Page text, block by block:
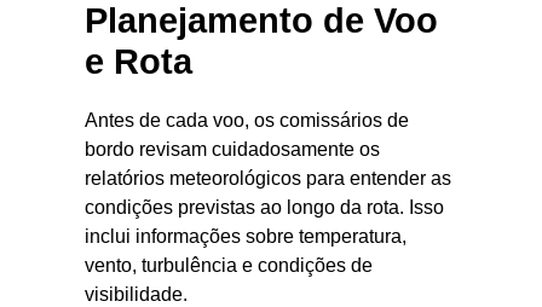
Planejamento de Voo
e Rota
Antes de cada voo, os comissários de
bordo revisam cuidadosamente os
relatórios meteorológicos para entender as
condições previstas ao longo da rota. Isso
inclui informações sobre temperatura,
vento, turbulência e condições de
visibilidade.